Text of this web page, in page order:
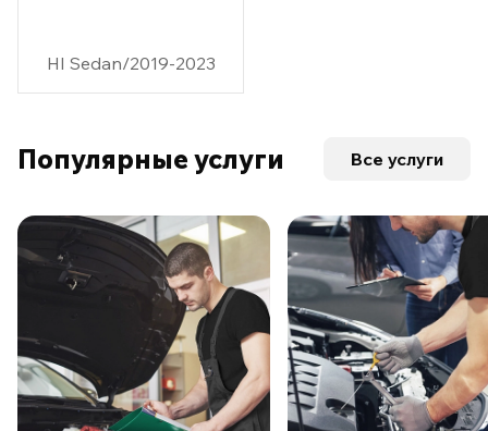
HI Sedan/2019-2023
Популярные услуги Все услуги